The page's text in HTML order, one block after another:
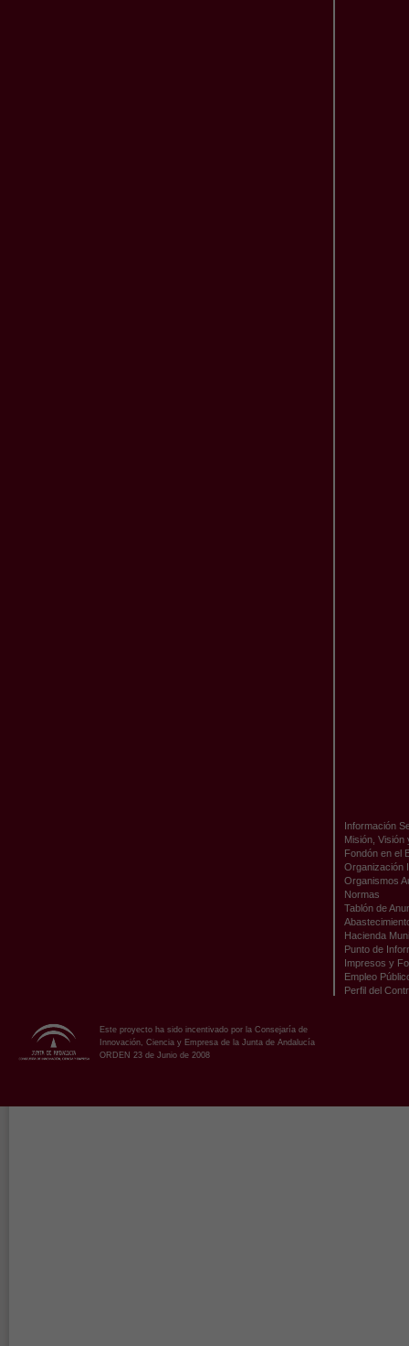
Información
Misión, Visión
Fondón en el
Organización
Organismos
Normas
Tablón de
Hacienda
Punto de
Impresos y
Empleo
Perfil del
Este proyecto ha sido incentivado por la Consejaría de
Innovación, Ciencia y Empresa de la Junta de Andalucía
ORDEN 23 de Junio de 2008